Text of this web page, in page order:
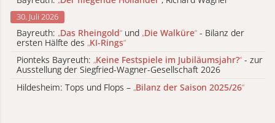
30. Juli 2026
Bayreuth: „Das Rheingold“ und „Die Walküre“ - Bilanz der
ersten Hälfte des „KI-Rings“
Pionteks Bayreuth: „Keine Festspiele im Jubiläumsjahr?“ - zur
Ausstellung der Siegfried-Wagner-Gesellschaft 2026
Hildesheim: Tops und Flops – „Bilanz der Saison 2025/26“